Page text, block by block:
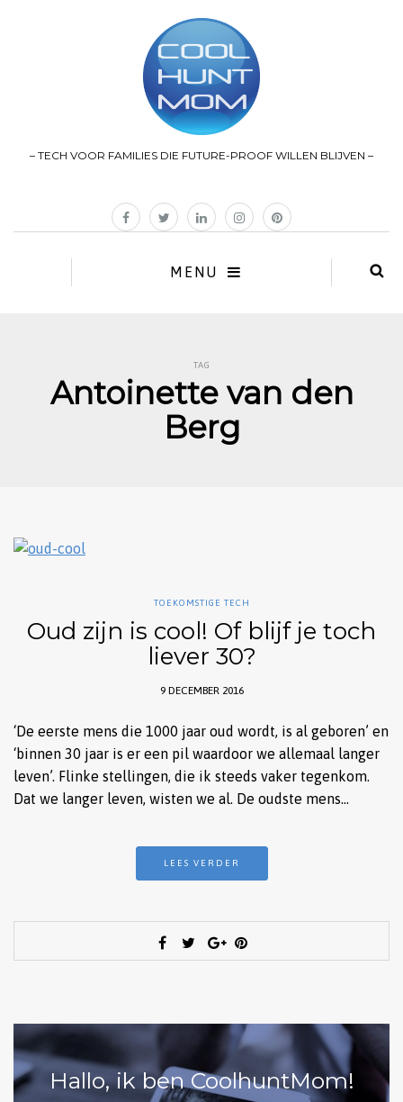
– TECH VOOR FAMILIES DIE FUTURE-PROOF WILLEN BLIJVEN –
MENU
TAG
Antoinette van den
Berg
TOEKOMSTIGE TECH
Oud zijn is cool! Of blijf je toch
liever 30?
9 DECEMBER 2016
‘De eerste mens die 1000 jaar oud wordt, is al geboren’ en
‘binnen 30 jaar is er een pil waardoor we allemaal langer
leven’. Flinke stellingen, die ik steeds vaker tegenkom.
Dat we langer leven, wisten we al. De oudste mens…
LEES VERDER
Hallo, ik ben CoolhuntMom!